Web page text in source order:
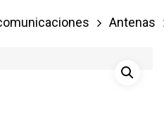
Antenas